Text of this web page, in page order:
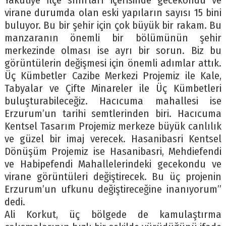
virane durumda olan eski yapıların sayısı 15 bini
buluyor. Bu bir şehir için çok büyük bir rakam. Bu
manzaranın önemli bir bölümünün şehir
merkezinde olması ise ayrı bir sorun. Biz bu
görüntülerin değişmesi için önemli adımlar attık.
Üç Kümbetler Cazibe Merkezi Projemiz ile Kale,
Tabyalar ve Çifte Minareler ile Üç Kümbetleri
buluşturabileceğiz. Hacıcuma mahallesi ise
Erzurum’un tarihi semtlerinden biri. Hacıcuma
Kentsel Tasarım Projemiz merkeze büyük canlılık
ve güzel bir imaj verecek. Hasanibasri Kentsel
Dönüşüm Projemiz ise Hasanibasri, Mehdiefendi
ve Habipefendi Mahallelerindeki gecekondu ve
virane görüntüleri değiştirecek. Bu üç projenin
Erzurum’un ufkunu değiştireceğine inanıyorum”
dedi.
Ali Korkut, üç bölgede de kamulaştırma